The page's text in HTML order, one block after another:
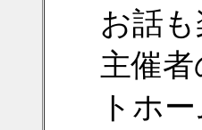
お話
主催
トホ